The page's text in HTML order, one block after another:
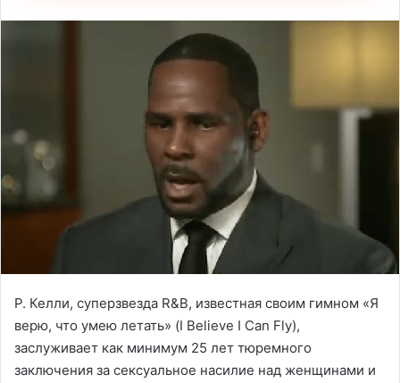
Р. Келли, суперзвезда R&B, известная своим гимном «Я
верю, что умею летать» (I Believe I Can Fly),
заслуживает как минимум 25 лет тюремного
заключения за сексуальное насилие над женщинами и